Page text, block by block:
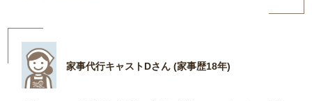
家事代行キャストDさん (家事歴18年)